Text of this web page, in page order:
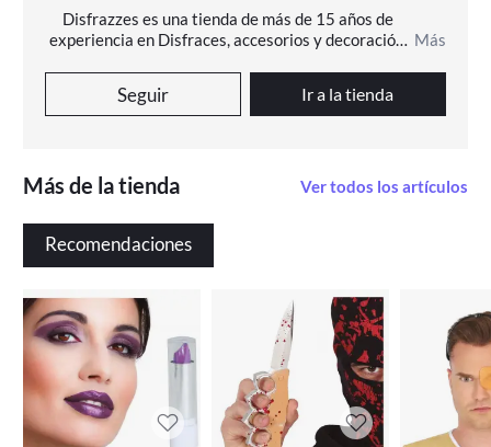
Disfrazzes es una tienda de más de 15 años de
experiencia en Disfraces, accesorios y decoración. Más
Seguir Ir a la tienda
Más de la tienda Ver todos los artículos
Recomendaciones